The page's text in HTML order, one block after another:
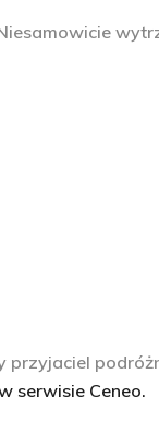
przyjaciel
serwisie Ceneo.